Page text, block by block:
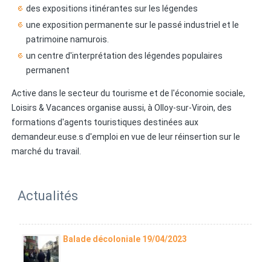
des expositions itinérantes sur les légendes
une exposition permanente sur le passé industriel et le
patrimoine namurois.
un centre d'interprétation des légendes populaires
permanent
Active dans le secteur du tourisme et de l'économie sociale,
Loisirs & Vacances organise aussi, à Olloy-sur-Viroin, des
formations d'agents touristiques destinées aux
demandeur.euse.s d'emploi en vue de leur réinsertion sur le
marché du travail.
Actualités
Balade décoloniale 19/04/2023